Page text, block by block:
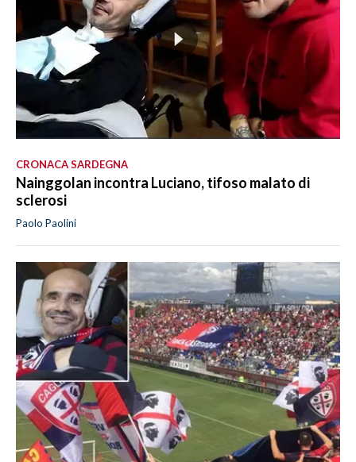
ANNUNCI
NECROLOGI
PUBBLICITÀ
STORE
CRONACA SARDEGNA
Nainggolan incontra Luciano, tifoso malato di
sclerosi
Paolo Paolini